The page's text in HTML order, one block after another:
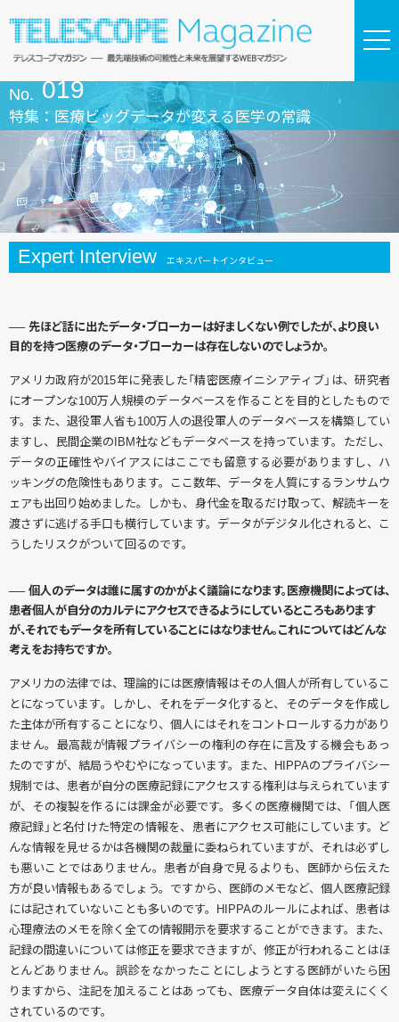
No. 019
特集：医療ビッグデータが変える医学の常識
Expert Interview エキスパートインタビュー
── 先ほど話に出たデータ・ブローカーは好ましくない例でしたが、より良い
目的を持つ医療のデータ・ブローカーは存在しないのでしょうか。
アメリカ政府が2015年に発表した「精密医療イニシアティブ」は、研究者
にオープンな100万人規模のデータベースを作ることを目的としたもので
す。また、退役軍人省も100万人の退役軍人のデータベースを構築してい
ますし、民間企業のIBM社などもデータベースを持っています。ただし、
データの正確性やバイアスにはここでも留意する必要がありますし、ハ
ッキングの危険性もあります。ここ数年、データを人質にするランサムウ
ェアも出回り始めました。しかも、身代金を取るだけ取って、解読キーを
渡さずに逃げる手口も横行しています。データがデジタル化されると、こ
うしたリスクがついて回るのです。
── 個人のデータは誰に属すのかがよく議論になります。医療機関によっては、
患者個人が自分のカルテにアクセスできるようにしているところもあります
が、それでもデータを所有していることにはなりません。これについてはどんな
考えをお持ちですか。
アメリカの法律では、理論的には医療情報はその人個人が所有しているこ
とになっています。しかし、それをデータ化すると、そのデータを作成し
た主体が所有することになり、個人にはそれをコントロールする力があり
ません。最高裁が情報プライバシーの権利の存在に言及する機会もあっ
たのですが、結局うやむやになっています。また、HIPPAのプライバシー
規制では、患者が自分の医療記録にアクセスする権利は与えられています
が、その複製を作るには課金が必要です。多くの医療機関では、「個人医
療記録」と名付けた特定の情報を、患者にアクセス可能にしています。ど
んな情報を見せるかは各機関の裁量に委ねられていますが、それは必ずし
も悪いことではありません。患者が自身で見るよりも、医師から伝えた
方が良い情報もあるでしょう。ですから、医師のメモなど、個人医療記録
には記されていないことも多いのです。HIPPAのルールによれば、患者は
心理療法のメモを除く全ての情報開示を要求することができます。また、
記録の間違いについては修正を要求できますが、修正が行われることはほ
とんどありません。誤診をなかったことにしようとする医師がいたら困
りますから、注記を加えることはあっても、医療データ自体は変えにくく
されているのです。